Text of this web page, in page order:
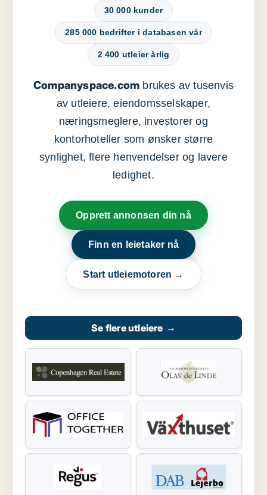
30 000 kunder
285 000 bedrifter i databasen vår
2 400 utleier årlig
Companyspace.com brukes av tusenvis
av utleiere, eiendomsselskaper,
næringsmeglere, investorer og
kontorhoteller som ønsker større
synlighet, flere henvendelser og lavere
ledighet.
Opprett annonsen din nå
Finn en leietaker nå
Start utleiemotoren →
Se flere utleiere →